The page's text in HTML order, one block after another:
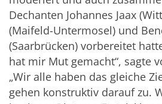
Dechanten Johannes Jaax
(Maifeld-Untermosel) und
(Saarbrücken) vorbereitet
hat mir Mut gemacht“, sagte
„Wir alle haben das gleiche
gehen konstruktiv darauf zu.